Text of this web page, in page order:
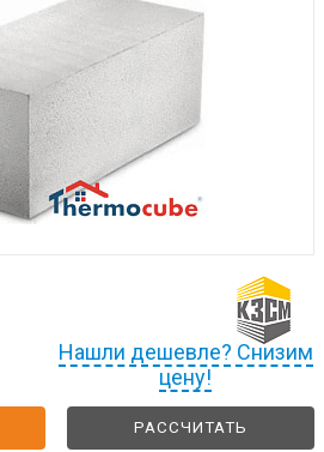
Нашли дешевле? Снизим
цену!
РАССЧИТАТЬ